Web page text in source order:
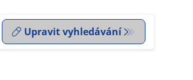
Upravit vyhledávání